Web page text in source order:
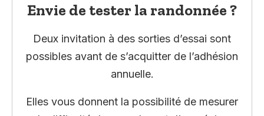
Envie de tester la randonnée ?
Deux invitation à des sorties d’essai sont
possibles avant de s’acquitter de l’adhésion
annuelle.
Elles vous donnent la possibilité de mesurer